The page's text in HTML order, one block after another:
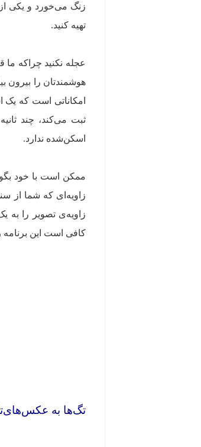
زنگ می‌خورد و یکی
تهیه کنید.
عجله نکنید چراکه
امکاناتی است که یک
اسکن‌شده ندارد.
زاویه‌ای که شما از
زاویه‌ی تصویر را به
کافی است این برنامه
تگ‌ها به